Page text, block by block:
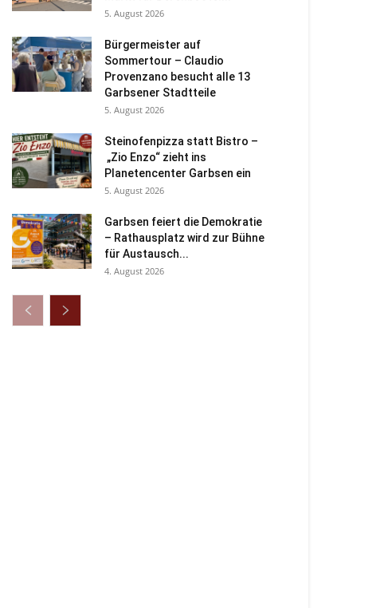
5. August 2026
Bürgermeister auf
Sommertour – Claudio
Provenzano besucht alle 13
Garbsener Stadtteile
5. August 2026
Steinofenpizza statt Bistro –
„Zio Enzo“ zieht ins
Planetencenter Garbsen ein
5. August 2026
Garbsen feiert die Demokratie
– Rathausplatz wird zur Bühne
für Austausch...
4. August 2026